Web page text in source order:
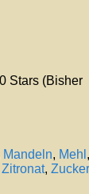
(Bisher
Mandeln, Mehl ,
Zitronat, Zucker